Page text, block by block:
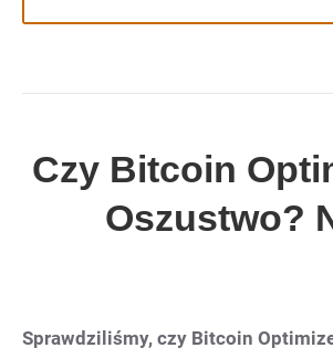
Czy Bitcoin
Oszustwo?
Sprawdziliśmy, czy Bitcoin